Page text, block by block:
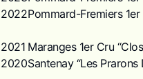
2022Pommard-Fremiers
2021 Maranges 1er Cru
2020Santenay “Les